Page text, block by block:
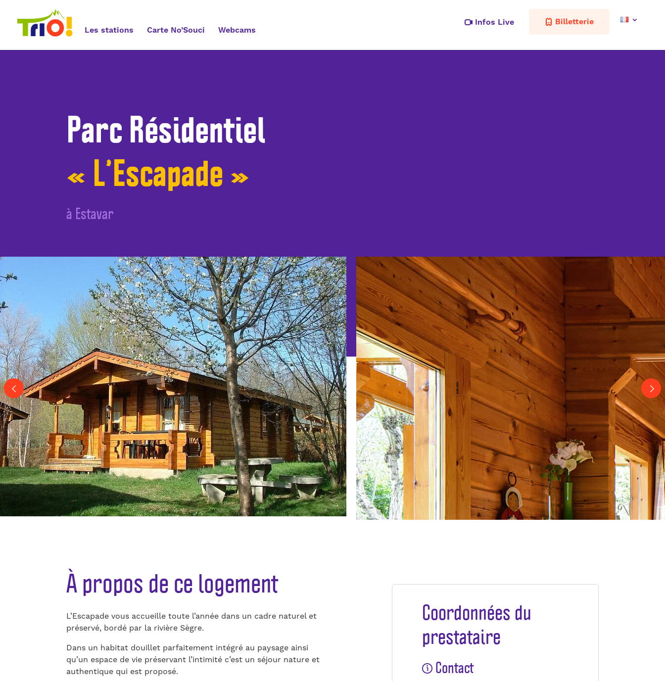
Les stations Carte No’Souci Webcams
Billetterie
Infos Live
Parc Résidentiel
« L’Escapade »
à Estavar
À propos de ce logement
L’Escapade vous accueille toute l’année dans un cadre naturel et
préservé, bordé par la rivière Sègre.
Dans un habitat douillet parfaitement intégré au paysage ainsi
qu’un espace de vie préservant l’intimité c’est un séjour nature et
authentique qui est proposé.
Coordonnées du
prestataire
Contact